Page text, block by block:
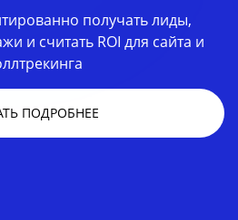
получать лиды,
и считать ROI для сайта и
ПОДРОБНЕЕ